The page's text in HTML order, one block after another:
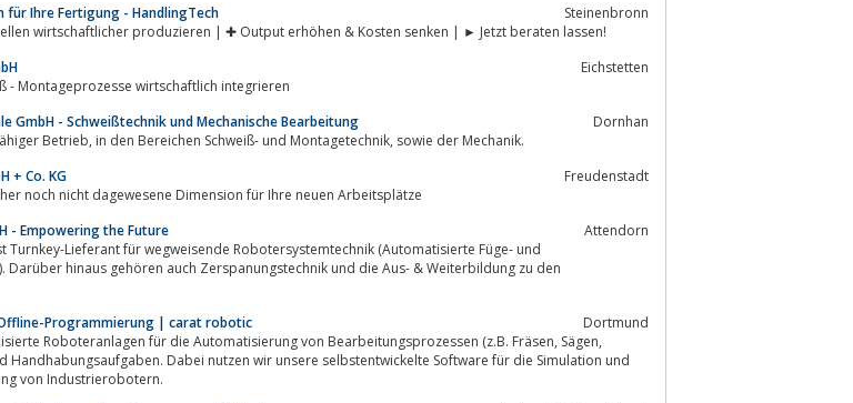
Ihre Fertigung - HandlingTech
Steinenbronn
Mit flexiblen Roboterzellen wirtschaftlicher produzieren | ✚ Output erhöhen & Kosten senken | ► Jetzt beraten lassen!
Eichstetten
- Montageprozesse wirtschaftlich integrieren
GmbH - Schweißtechnik und Mechanische Bearbeitung
Dornhan
Wir sind ein leistungsfähiger Betrieb, in den Bereichen Schweiß- und Montagetechnik, sowie der Mechanik.
+ Co. KG
Freudenstadt
noch nicht dagewesene Dimension für Ihre neuen Arbeitsplätze
- Empowering the Future
Attendorn
Turnkey-Lieferant für wegweisende Robotersystemtechnik (Automatisierte Füge- und
Darüber hinaus gehören auch Zerspanungstechnik und die Aus- & Weiterbildung zu den
Programmierung | carat robotic
Dortmund
Roboteranlagen für die Automatisierung von Bearbeitungsprozessen (z.B. Fräsen, Sägen,
von Industrierobotern.